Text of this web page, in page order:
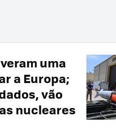
uma
a Europa;
vão
nucleares